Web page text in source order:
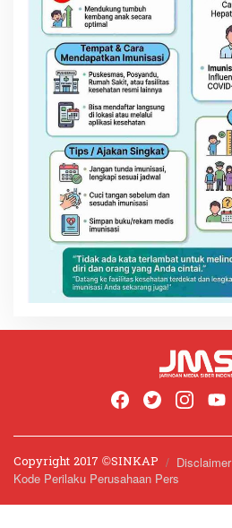
Copyright 2017 ©️SINKAP Disclaimer
Kode Perilaku Perusahaan Pers